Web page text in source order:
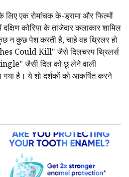
एक रोमांचक के-ड्रामा और फिल्मों
कोरिया के ताजेदार कलाकार शामिल
न कुछ पेश करती है, चाहे वह थ्रिलर हो
Could Kill" जैसे दिलचस्प थ्रिलर्स
जैसी दिल को छू लेने वाली
गया है। ये शो दर्शकों को आकर्षित करने